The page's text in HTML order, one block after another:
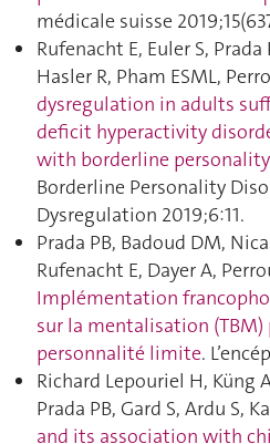
médicale suisse
Rufenacht E, Euler S,
Hasler R, Pham ESML,
dysregulation in adults
deficit hyperactivity
with borderline personality
Borderline Personality
Dysregulation 2019;6:11.
Prada PB, Badoud DM,
Rufenacht E, Dayer A,
Implémentation
sur la mentalisation
personnalité limite.
Richard Lepouriel H, Küng
Prada PB, Gard S, Ardu S,
and its association with